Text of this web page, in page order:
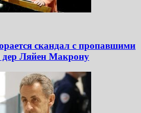
скандал с пропавшими
Ляйен Макрону